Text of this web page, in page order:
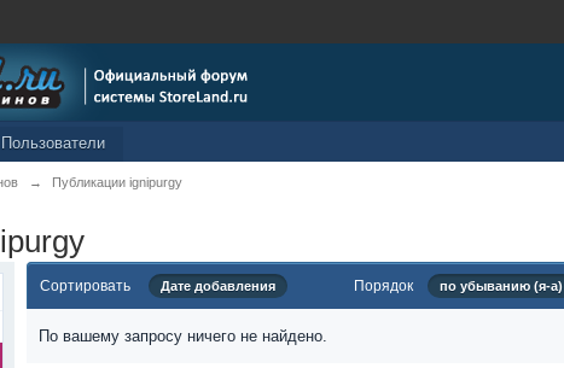
Пользователи
→ Публикации ignipurgy
Сортировать Дате добавления Порядок по убыванию (я-а)
По вашему запросу ничего не найдено.